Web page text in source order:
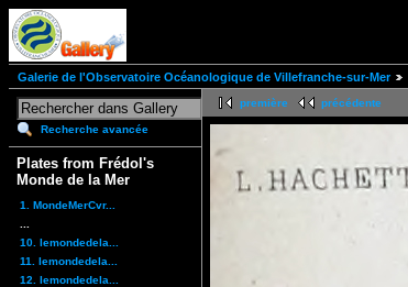
Galerie de l'Observatoire Océanologique de Villefranche-sur-Mer
Recherche avancée
Plates from Frédol's
Monde de la Mer
1. MondeMerCvr...
10. lemondedela...
11. lemondedela...
12. lemondedela...
première précédente